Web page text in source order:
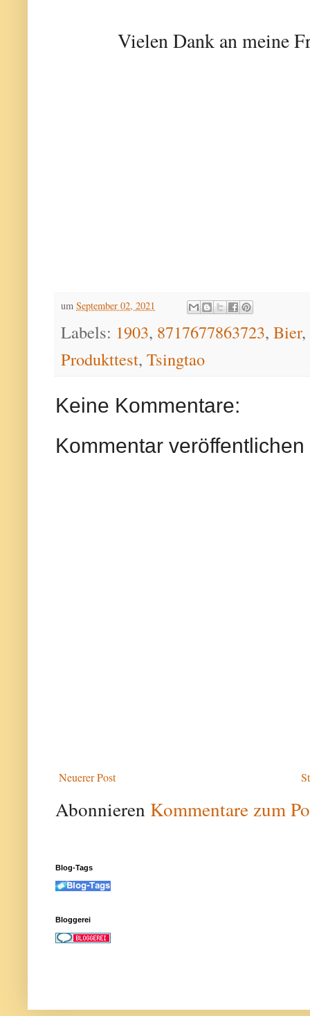
Vielen Dank an meine
um September 02, 2021
Labels: 1903, 8717677863723, Bier,
Produkttest, Tsingtao
Keine Kommentare:
Kommentar veröffentlichen
Neuerer Post
Abonnieren Kommentare zum
Blog-Tags
Bloggerei